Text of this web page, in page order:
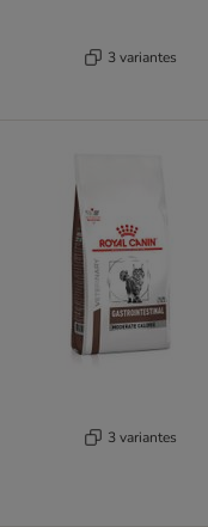
3 variantes
3 variantes